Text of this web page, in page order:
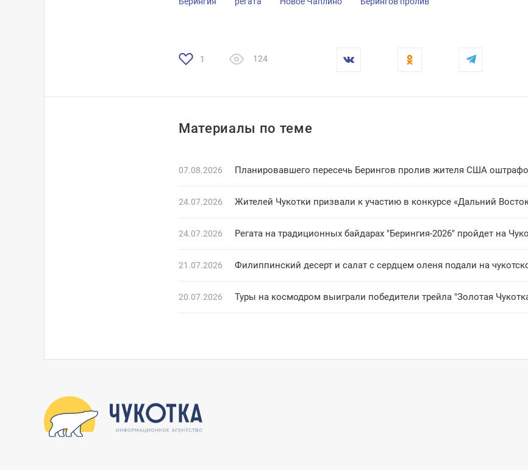
1 124
Материалы по теме
07.08.2026 Планировавшего пересечь Берингов пролив жителя США
24.07.2026 Жителей Чукотки призвали к участию в конкурсе «Дальний
24.07.2026 Регата на традиционных байдарах "Берингия-2026" пройдет на
21.07.2026 Филиппинский десерт и салат с сердцем оленя подали на
20.07.2026 Туры на космодром выиграли победители трейла "Золотая